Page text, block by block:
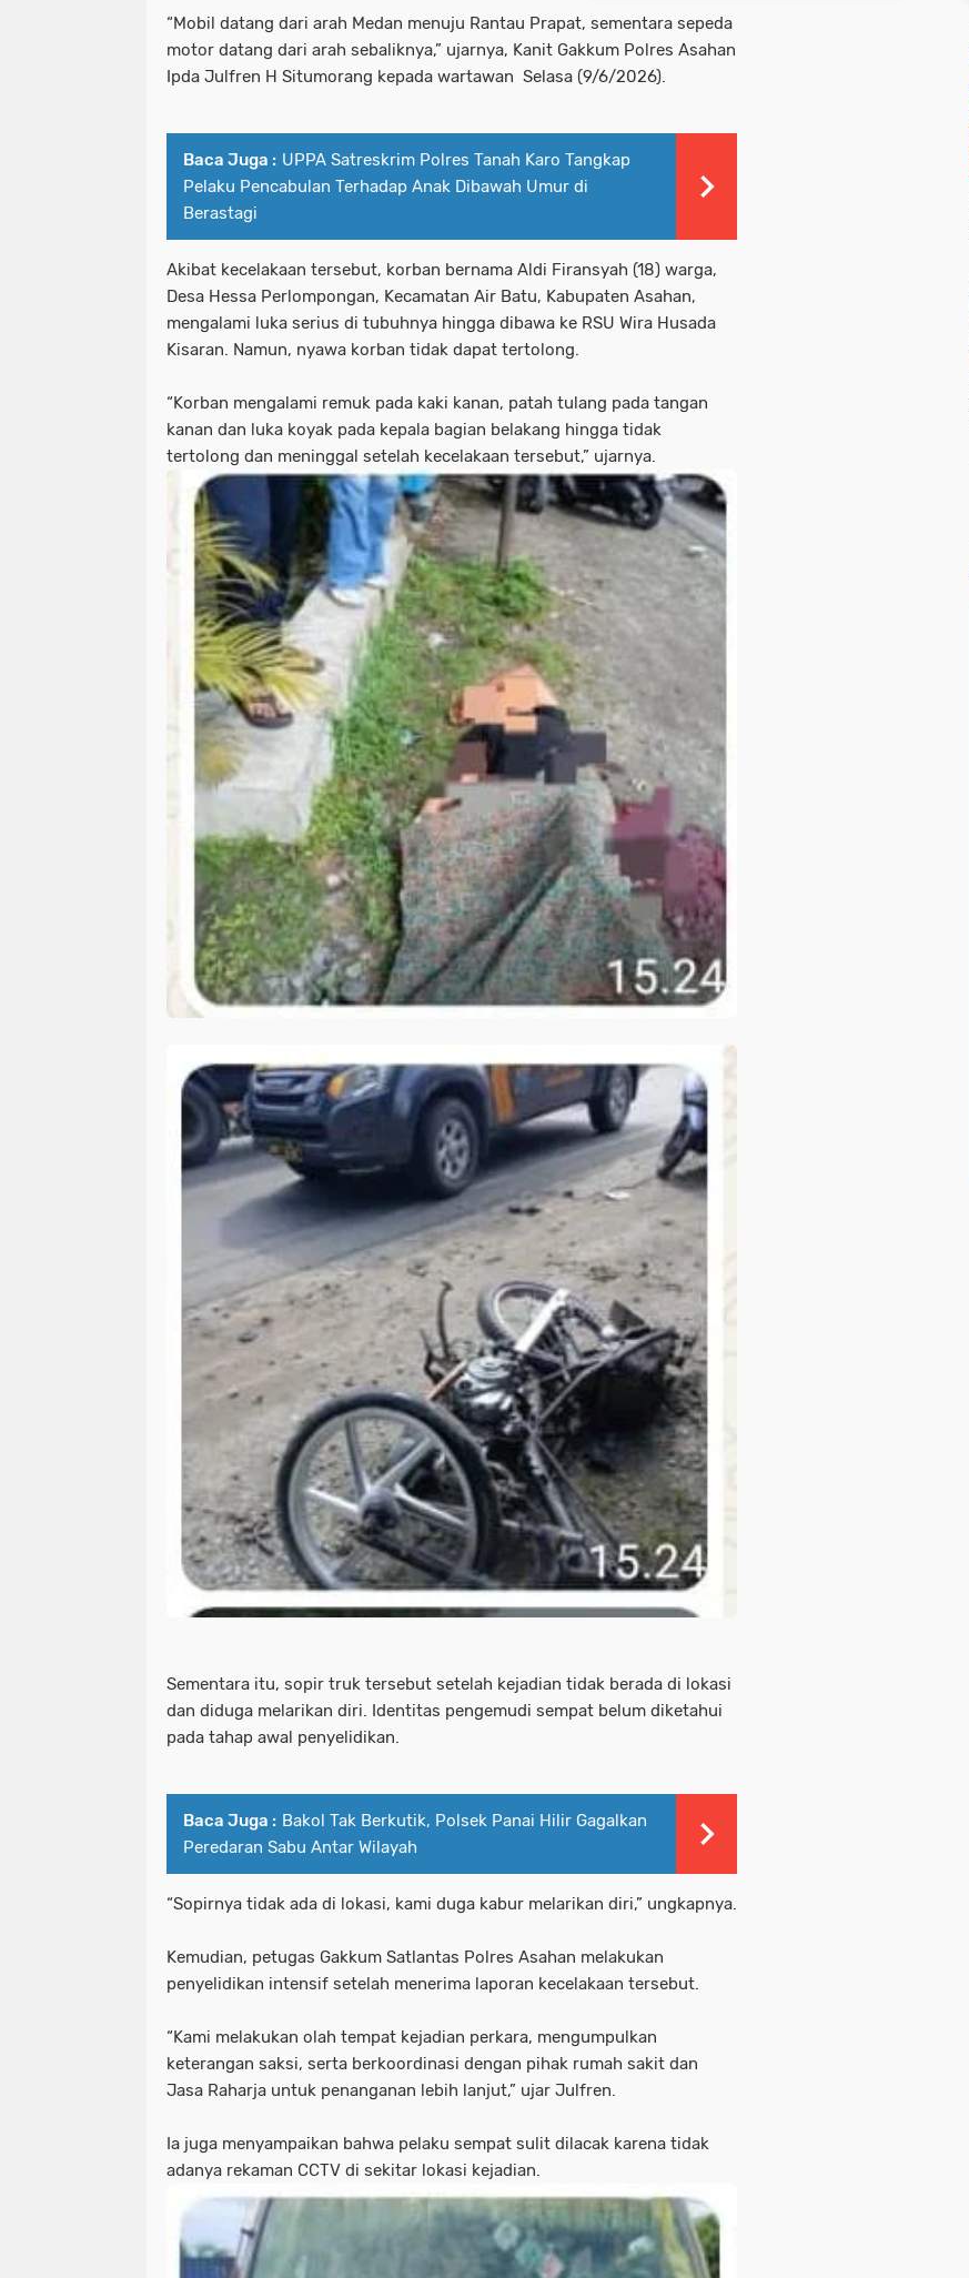
“Mobil datang dari arah Medan menuju Rantau Prapat, sementara sepeda
motor datang dari arah sebaliknya,” ujarnya, Kanit Gakkum Polres Asahan
Ipda Julfren H Situmorang kepada wartawan Selasa (9/6/2026).
Baca Juga : UPPA Satreskrim Polres Tanah Karo Tangkap
Pelaku Pencabulan Terhadap Anak Dibawah Umur di
Berastagi
Akibat kecelakaan tersebut, korban bernama Aldi Firansyah (18) warga,
Desa Hessa Perlompongan, Kecamatan Air Batu, Kabupaten Asahan,
mengalami luka serius di tubuhnya hingga dibawa ke RSU Wira Husada
Kisaran. Namun, nyawa korban tidak dapat tertolong.
“Korban mengalami remuk pada kaki kanan, patah tulang pada tangan
kanan dan luka koyak pada kepala bagian belakang hingga tidak
tertolong dan meninggal setelah kecelakaan tersebut,” ujarnya.
Sementara itu, sopir truk tersebut setelah kejadian tidak berada di lokasi
dan diduga melarikan diri. Identitas pengemudi sempat belum diketahui
pada tahap awal penyelidikan.
Baca Juga : Bakol Tak Berkutik, Polsek Panai Hilir Gagalkan
Peredaran Sabu Antar Wilayah
“Sopirnya tidak ada di lokasi, kami duga kabur melarikan diri,” ungkapnya.
Kemudian, petugas Gakkum Satlantas Polres Asahan melakukan
penyelidikan intensif setelah menerima laporan kecelakaan tersebut.
“Kami melakukan olah tempat kejadian perkara, mengumpulkan
keterangan saksi, serta berkoordinasi dengan pihak rumah sakit dan
Jasa Raharja untuk penanganan lebih lanjut,” ujar Julfren.
Ia juga menyampaikan bahwa pelaku sempat sulit dilacak karena tidak
adanya rekaman CCTV di sekitar lokasi kejadian.